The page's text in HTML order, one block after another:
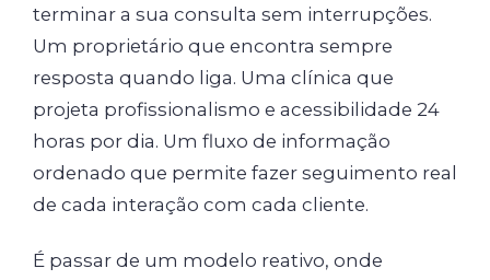
terminar a sua consulta sem interrupções.
Um proprietário que encontra sempre
resposta quando liga. Uma clínica que
projeta profissionalismo e acessibilidade 24
horas por dia. Um fluxo de informação
ordenado que permite fazer seguimento real
de cada interação com cada cliente.
É passar de um modelo reativo, onde